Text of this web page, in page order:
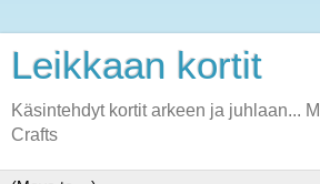
Leikkaan kortit
Käsintehdyt kortit arkeen ja juhlaan...
Crafts